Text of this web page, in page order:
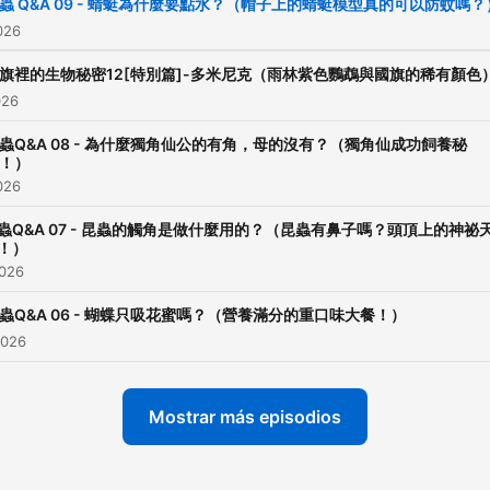
生物老師聊自然YOUTUBE
A0FFJrE6tKGL1OdA?
Powered byFirstory
Q&A 09 - 蜻蜓為什麼要點水？（帽子上的蜻蜓模型真的可以防蚊嗎？
裡的生物秘密12[特別篇]-多米尼克（雨林紫色鸚鵡與國旗的稀有顏色）
Q&A 08 - 為什麼獨角仙公的有角，母的沒有？（獨角仙成功飼養秘
）
Q&A 07 - 昆蟲的觸角是做什麼用的？（昆蟲有鼻子嗎？頭頂上的神祕
）
Q&A 06 - 蝴蝶只吸花蜜嗎？（營養滿分的重口味大餐！）
Mostrar más episodios